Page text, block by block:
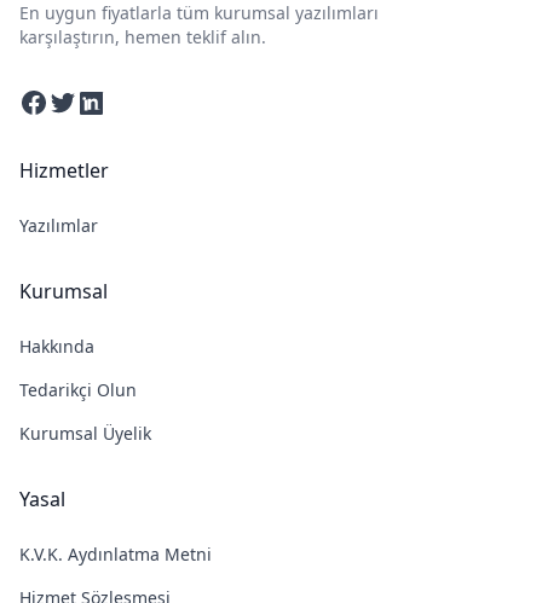
En uygun fiyatlarla tüm kurumsal yazılımları
karşılaştırın, hemen teklif alın.
Facebook
TwitterLinkedin
Hizmetler
Yazılımlar
Kurumsal
Hakkında
Tedarikçi Olun
Kurumsal Üyelik
Yasal
K.V.K. Aydınlatma Metni
Hizmet Sözleşmesi